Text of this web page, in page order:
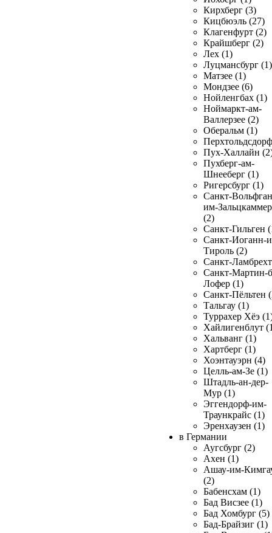
Кирхберг (3)
Кицбюэль (27)
Клагенфурт (2)
Крайшберг (2)
Лех (1)
Луцмансбург (1)
Матзее (1)
Мондзее (6)
Нойленгбах (1)
Ноймаркт-ам-
Валлерзее (2)
Оберальм (1)
Пух-Халлайн
Пухберг-ам-
Шнееберг (1)
Ригерсбург (1)
Санкт-
им-
(2)
Санкт-Гильген
Санкт-Иоганн-
Тироль (2)
Санкт-
Санкт-Мартин-
Лофер (1)
Санкт-Пёльтен
Тальгау (1)
Туррахер Хёэ
Хайлигенблут
Хальванг (1)
Хартберг (1)
Хоэнтауэрн (4)
Целль-ам-Зе (1)
Штадль-ан-дер-
Мур (1)
Эггендорф-им-
Траункрайс (1)
Эренхаузен (1)
в Германии
Аугсбург (2)
Ахен (1)
Ашау-им-
(2)
Бабенсхам (1)
Бад Висзее (1)
Бад Хомбург (5)
Бад-Брайзиг (1)